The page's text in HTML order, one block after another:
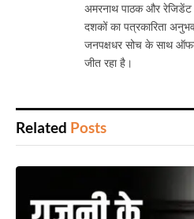
अमरनाथ पाठक और रेजिडेंट
दशकों का पत्रकारिता
जनपक्षधर सोच के साथ
जीत रहा है।
Related Posts